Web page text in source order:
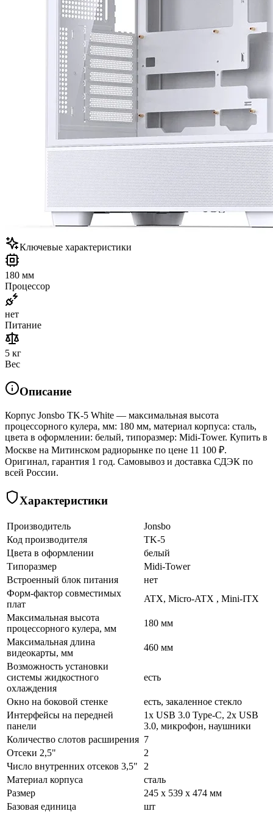
Ключевые характеристики
180 мм
Процессор
нет
Питание
5 кг
Вес
Описание
Корпус Jonsbo TK-5 White — максимальная высота
процессорного кулера, мм: 180 мм, материал корпуса: сталь,
цвета в оформлении: белый, типоразмер: Midi-Tower. Купить в
Москве на Митинском радиорынке по цене 11 100 ₽.
Оригинал, гарантия 1 год. Самовывоз и доставка СДЭК по
всей России.
Характеристики
Производитель
Jonsbo
Код производителя
TK-5
Цвета в оформлении
белый
Типоразмер
Midi-Tower
Встроенный блок питания
нет
Форм-фактор совместимых
плат
ATX, Micro-ATX , Mini-ITX
Максимальная высота
процессорного кулера, мм
180 мм
Максимальная длина
видеокарты, мм
460 мм
Возможность установки
системы жидкостного
охлаждения
есть
Окно на боковой стенке
есть, закаленное стекло
Интерфейсы на передней
панели
1x USB 3.0 Type-C, 2x USB
3.0, микрофон, наушники
Количество слотов расширения 7
Отсеки 2,5"
2
Число внутренних отсеков 3,5"
2
Материал корпуса
сталь
Размер
245 x 539 x 474 мм
Базовая единица
шт